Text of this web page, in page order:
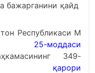
бажарганини қайд
Республикаси М
25-моддаси
349-
қарори